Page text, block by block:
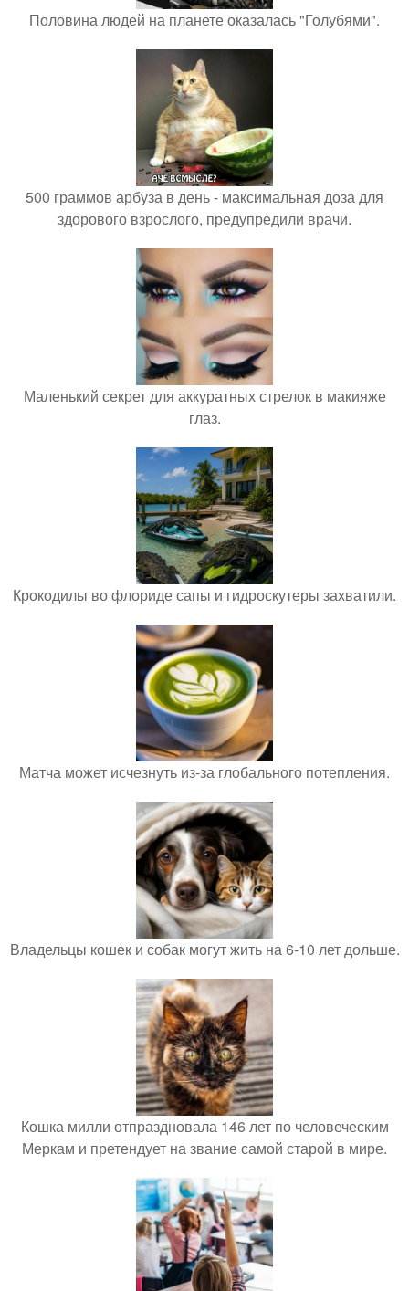
Половина людей на планете оказалась "Голубями".
500 граммов арбуза в день - максимальная доза для
здорового взрослого, предупредили врачи.
Маленький секрет для аккуратных стрелок в макияже
глаз.
Крокодилы во флориде сапы и гидроскутеры захватили.
Матча может исчезнуть из-за глобального потепления.
Владельцы кошек и собак могут жить на 6-10 лет дольше.
Кошка милли отпраздновала 146 лет по человеческим
Меркам и претендует на звание самой старой в мире.